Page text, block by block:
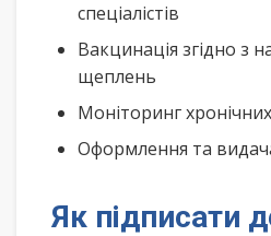
спеціалістів
Вакцинація згідно з
щеплень
Моніторинг
Оформлення та
Як підписати